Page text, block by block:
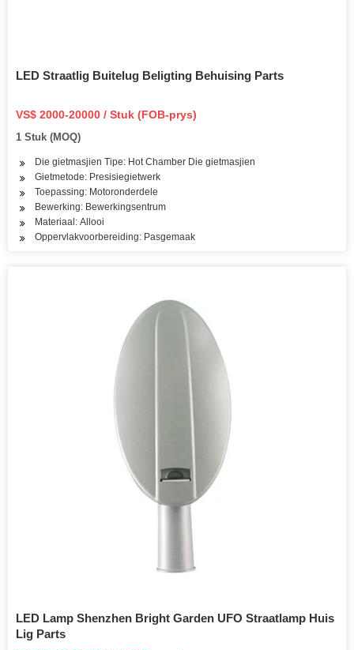
LED Straatlig Buitelug Beligting Behuising Parts
VS$ 2000-20000 / Stuk (FOB-prys)
1 Stuk (MOQ)
Die gietmasjien Tipe: Hot Chamber Die gietmasjien
Gietmetode: Presisiegietwerk
Toepassing: Motoronderdele
Bewerking: Bewerkingsentrum
Materiaal: Allooi
Oppervlakvoorbereiding: Pasgemaak
LED Lamp Shenzhen Bright Garden UFO Straatlamp Huis
Lig Parts